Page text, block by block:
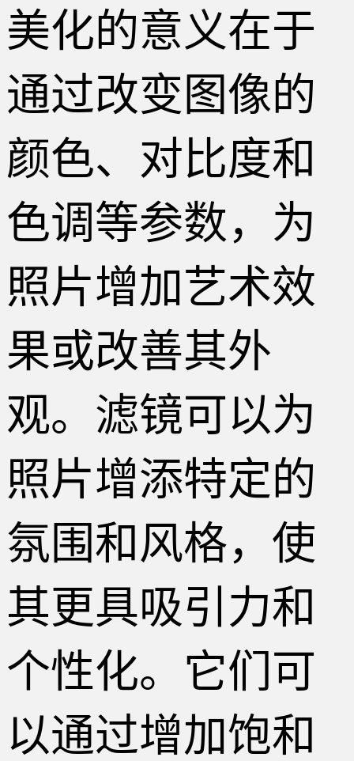
美化的意义在于
通过改变图像的
颜色、对比度和
色调等参数，为
照片增加艺术效
果或改善其外
观。滤镜可以为
照片增添特定的
氛围和风格，使
其更具吸引力和
个性化。它们可
以通过增加饱和